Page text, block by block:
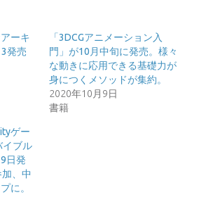
ーキ
発売
「3DCGアニメーション入
門」が10月中旬に発売。様々
な動きに応用できる基礎力が
身につくメソッドが集約。
2020年10月9日
書籍
ゲー
イブル
日発
、中
に。